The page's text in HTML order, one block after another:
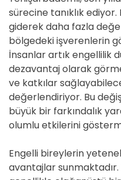
sürecine tanıklık
giderek daha fazla
bölgedeki işverenlerin
İnsanlar artık engellilik
dezavantaj olarak
ve katkılar
değerlendiriyor. Bu
büyük bir farkındalık
olumlu etkilerini
Engelli bireylerin
avantajlar